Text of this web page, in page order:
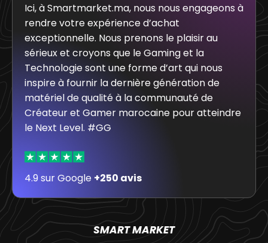
Ici, à Smartmarket.ma, nous nous engageons à
rendre votre expérience d’achat
exceptionnelle. Nous prenons le plaisir au
sérieux et croyons que le Gaming et la
Technologie sont une forme d’art qui nous
inspire à fournir la dernière génération de
matériel de qualité à la communauté de
Créateur et Gamer marocaine pour atteindre
le Next Level. #GG
4.9 sur Google +250 avis
SMART MARKET